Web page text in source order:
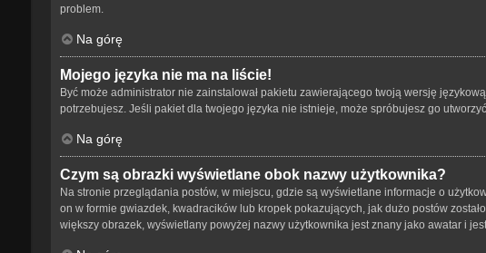
problem.
Na górę
Mojego języka nie ma na liście!
Być może administrator nie zainstalował pakietu zawierającego twoją wersję
potrzebujesz. Jeśli pakiet dla twojego języka nie istnieje, może spróbujesz go
Na górę
Czym są obrazki wyświetlane obok nazwy użytkownika?
Na stronie przeglądania postów, w miejscu, gdzie są wyświetlane informacje o
on w formie gwiazdek, kwadracików lub kropek pokazujących, jak dużo postów
większy obrazek, wyświetlany powyżej nazwy użytkownika jest znany jako awatar i